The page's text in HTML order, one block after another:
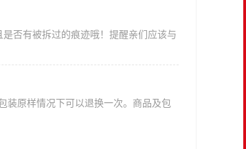
否有被拆过的痕迹哦！提醒亲们应该与
装原样情况下可以退换一次。商品及包